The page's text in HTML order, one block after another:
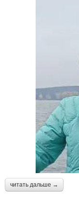
читать дальше →